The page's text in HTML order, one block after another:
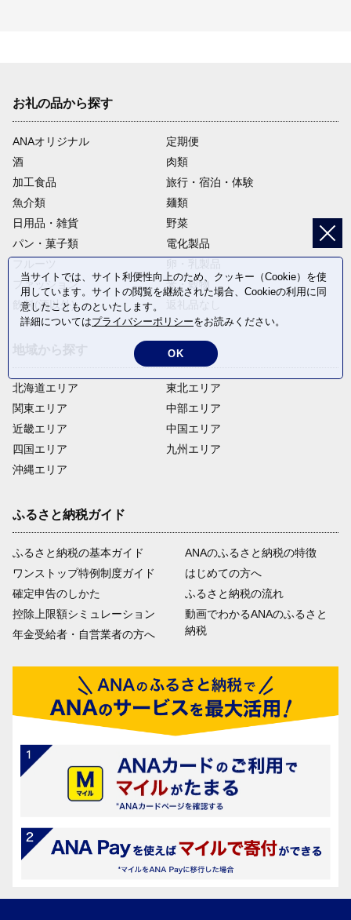
お礼の品から探す
ANAオリジナル
定期便
酒
肉類
加工食品
旅行・宿泊・体験
魚介類
麺類
日用品・雑貨
野菜
パン・菓子類
電化製品
ファッション
米・穀物
飲料(酒以外)
北海道エリア
関東エリア
近畿エリア
四国エリア
沖縄エリア
東北エリア
中部エリア
中国エリア
九州エリア
ふるさと納税ガイド
ふるさと納税の基本ガイド
ワンストップ特例制度ガイド
確定申告のしかた
控除上限額シミュレーション
年金受給者・自営業者の方へ
ANAのふるさと納税の特徴
はじめての方へ
ふるさと納税の流れ
動画でわかるANAのふるさと
納税
当サイトでは、サイト利便性向上のため、クッキー（Cookie）を使
用しています。サイトの閲覧を継続された場合、Cookieの利用に同
意したことものといたします。
詳細についてはプライバシーポリシーをお読みください。
OK